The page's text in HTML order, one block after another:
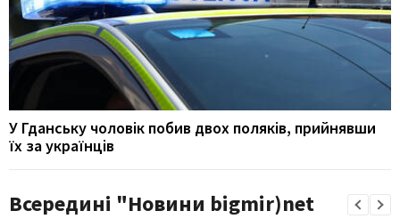
У Гданську чоловік побив двох поляків, прийнявши
їх за українців
Всередині "Новини bigmir)net